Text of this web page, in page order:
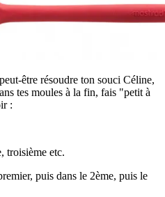
être résoudre ton souci Céline,
tes moules à la fin, fais "petit à
:
troisième etc.
puis dans le 2ème, puis le